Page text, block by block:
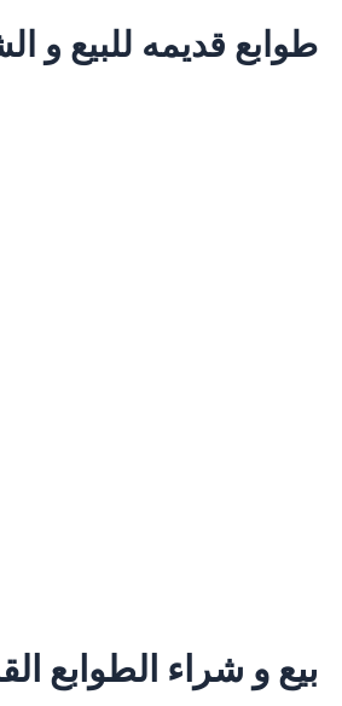
طوابع قديمه للبيع و
بيع و شراء الطوابع